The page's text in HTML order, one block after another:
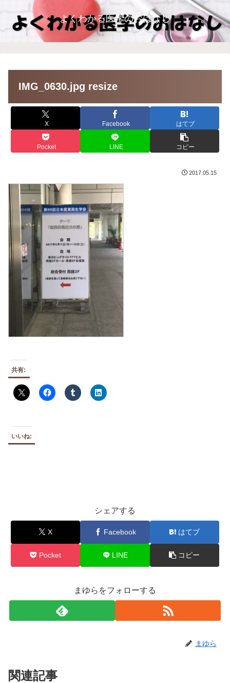
よくわかる医学のおはなし
IMG_0630.jpg resize
X Facebook はてブ
Pocket LINE コピー
2017.05.15
共有:
いいね:
シェアする
X Facebook はてブ
Pocket LINE コピー
まゆらをフォローする
まゆら
関連記事